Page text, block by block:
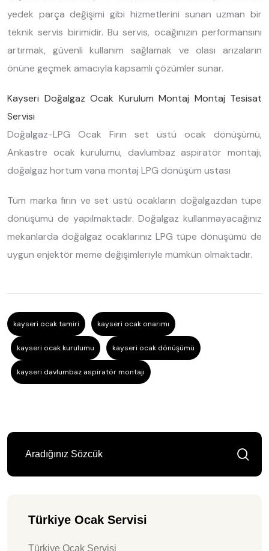
yedek parça değişimi gibi hizmetlerini sunan uzman bir
teknik servis birimidir. Bu servis, ocağınızın performansını
artırmak, güvenli kullanım sağlamak ve olası arızaların
önüne geçmek amacıyla kapsamlı çözümler sunar.
Kayseri Doğalgaz Ocak Kurulum Montaj Montaj Tesisat
Servisi
Doğalgaz-LPG Ocak Fırın set üstü ocak dönüşümü,
Ankastre ocak kurulumu, davlumbaz aspiratör montajı,
doğalgaz hortum vana montaj LPG dönüşüm ustası
Tüm marka fırın ve set üstü ocakların doğalgazdan tüpe
dönüşümü de yapılmaktadır. Doğalgaz kullanmayacağınız
mekanlarda doğalgaz ocaklarınız LPG tüpe dönüşümü de
uygun enjektör meme değişimleriyle mümkün olmaktadır.
kayseri ocak tamiri kayseri ocak onarımı
kayseri ocak kurulumu kayseri ocak dönüşümü
kayseri davlumbaz aspiratör montajı
Türkiye Ocak Servisi
Türkiye Ocak Servisi